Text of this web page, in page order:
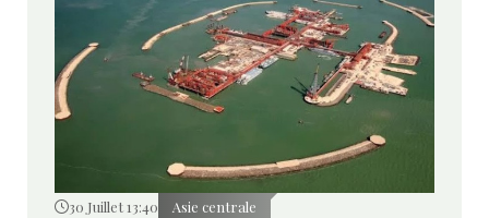
30 Juillet 13:40 Asie centrale